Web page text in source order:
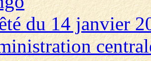
du 14 janvier